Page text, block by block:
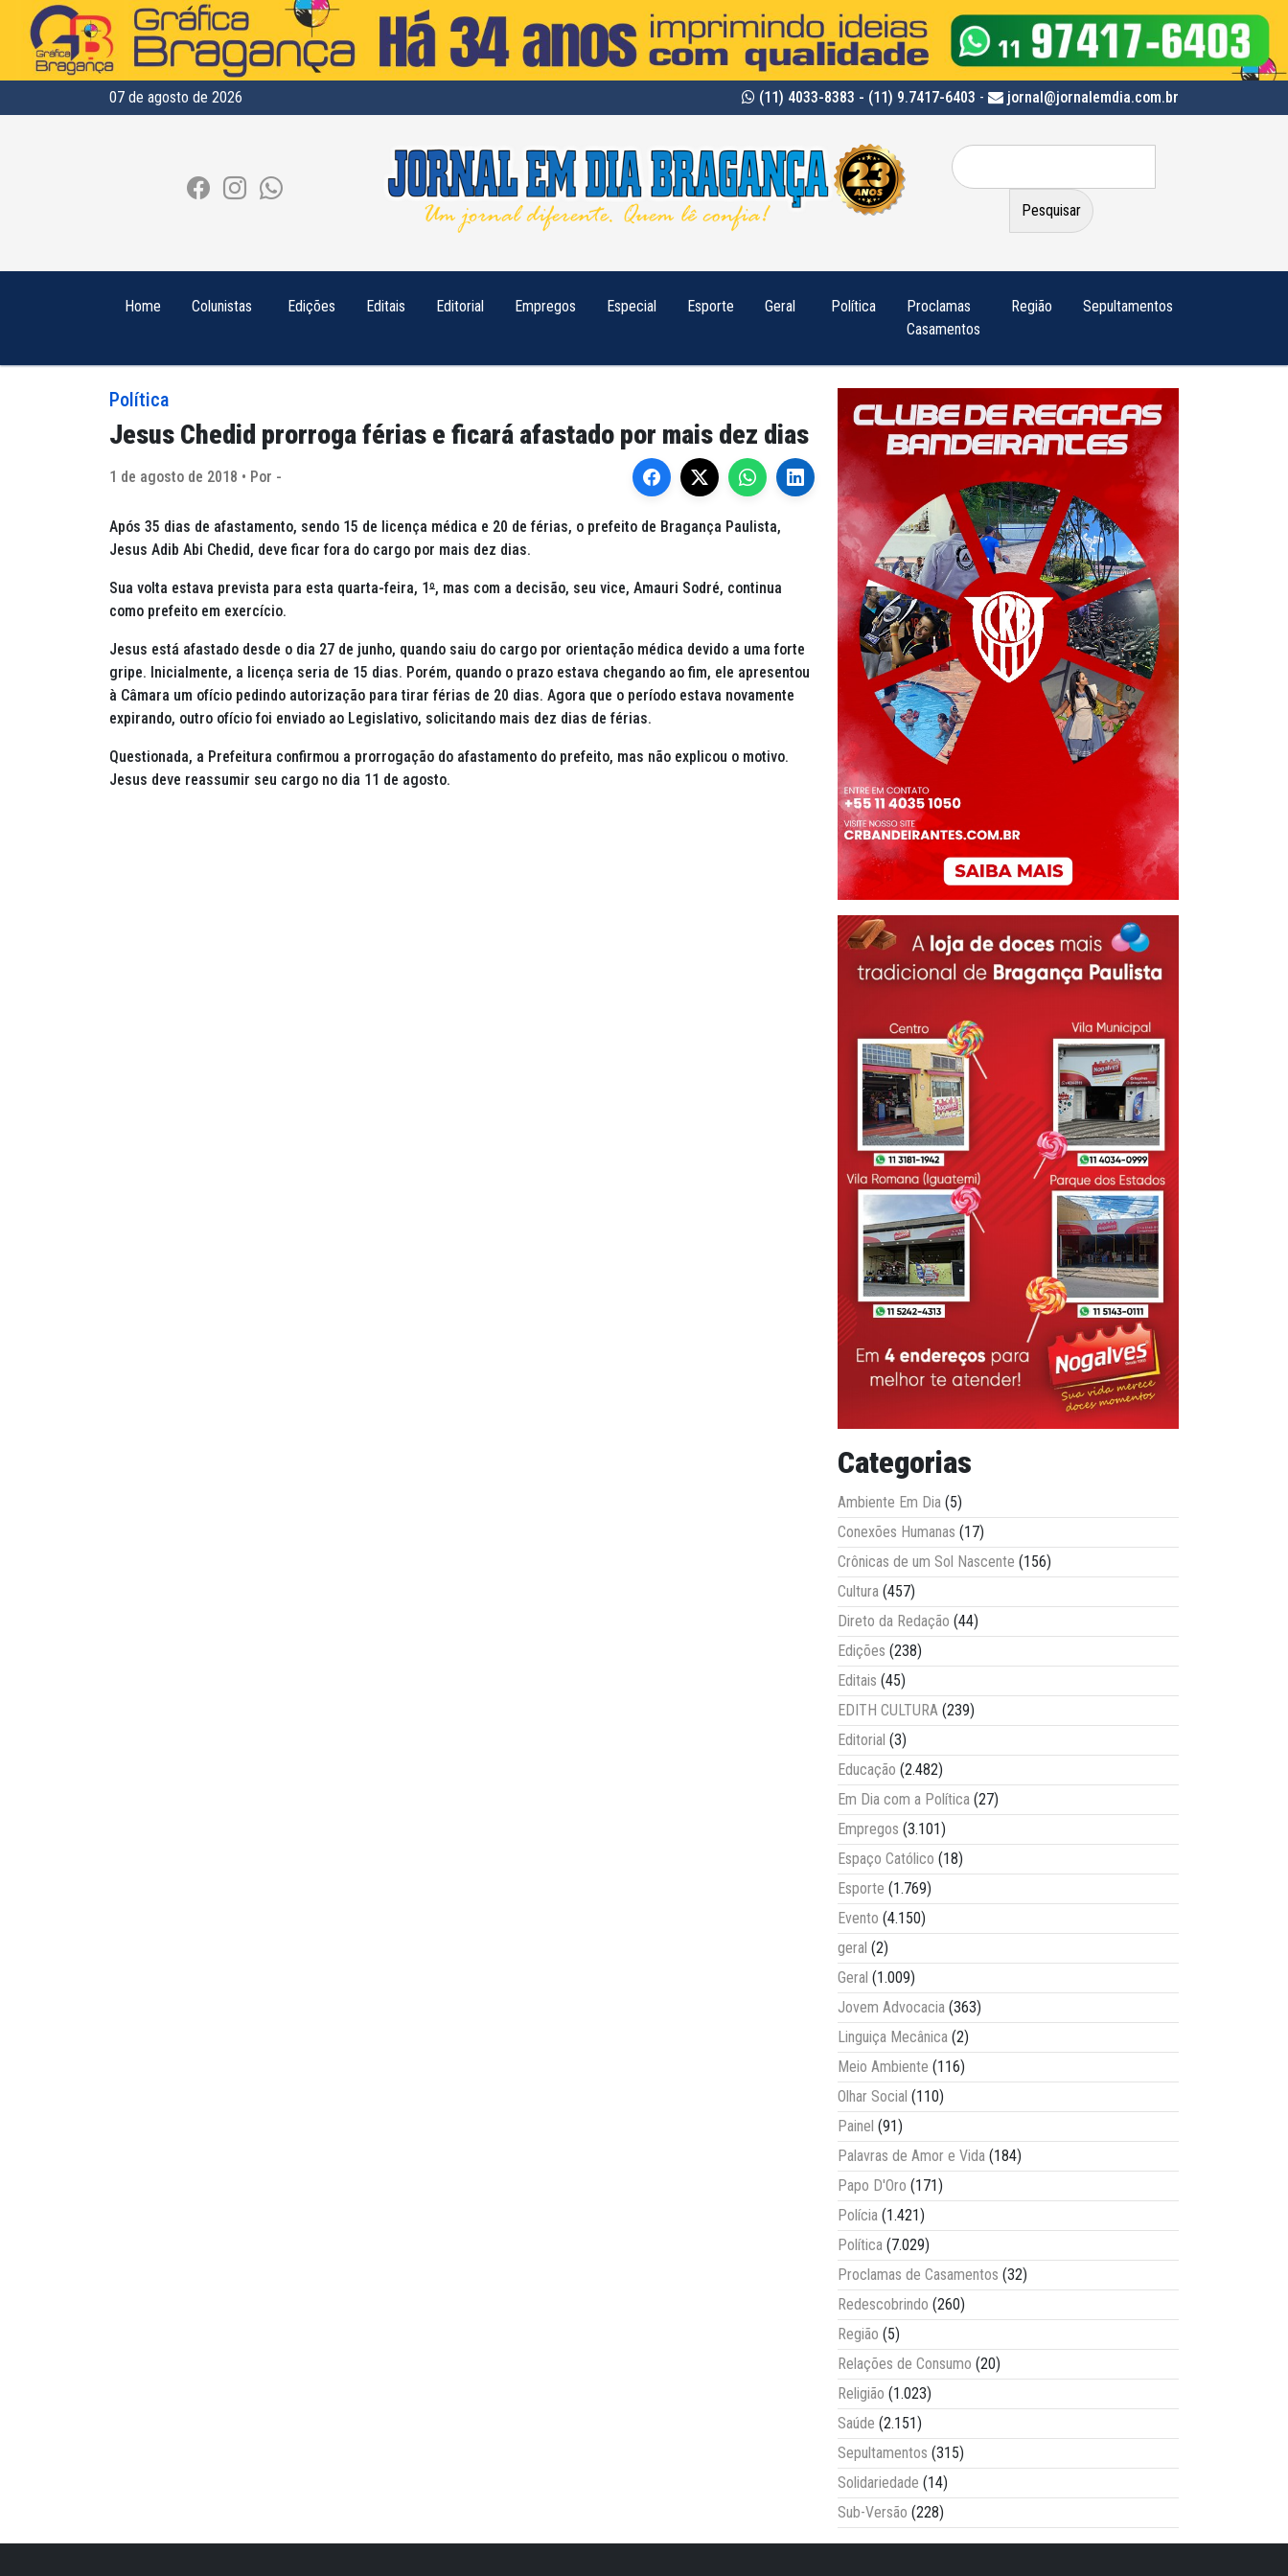
07 de agosto de 2026 (11) 4033-8383 - (11) 9.7417-6403 - jornal@jornalemdia.com.br
Pesquisar
por:
Home Colunistas Edições Editais Editorial Empregos Especial Esporte Geral Política
Proclamas
Casamentos
Região Sepultamentos
Política
Jesus Chedid prorroga férias e ficará afastado por mais dez dias
1 de agosto de 2018 • Por -
Após 35 dias de afastamento, sendo 15 de licença médica e 20 de férias, o prefeito de Bragança Paulista,
Jesus Adib Abi Chedid, deve ficar fora do cargo por mais dez dias.
Sua volta estava prevista para esta quarta-feira, 1º, mas com a decisão, seu vice, Amauri Sodré, continua
como prefeito em exercício.
Jesus está afastado desde o dia 27 de junho, quando saiu do cargo por orientação médica devido a uma forte
gripe. Inicialmente, a licença seria de 15 dias. Porém, quando o prazo estava chegando ao fim, ele apresentou
à Câmara um ofício pedindo autorização para tirar férias de 20 dias. Agora que o período estava novamente
expirando, outro ofício foi enviado ao Legislativo, solicitando mais dez dias de férias.
Questionada, a Prefeitura confirmou a prorrogação do afastamento do prefeito, mas não explicou o motivo.
Jesus deve reassumir seu cargo no dia 11 de agosto.
Categorias
Ambiente Em Dia (5)
Conexões Humanas (17)
Crônicas de um Sol Nascente (156)
Cultura (457)
Direto da Redação (44)
Edições (238)
Editais (45)
EDITH CULTURA (239)
Editorial (3)
Educação (2.482)
Em Dia com a Política (27)
Empregos (3.101)
Espaço Católico (18)
Esporte (1.769)
Evento (4.150)
geral (2)
Geral (1.009)
Jovem Advocacia (363)
Linguiça Mecânica (2)
Meio Ambiente (116)
Olhar Social (110)
Painel (91)
Palavras de Amor e Vida (184)
Papo D'Oro (171)
Polícia (1.421)
Política (7.029)
Proclamas de Casamentos (32)
Redescobrindo (260)
Região (5)
Relações de Consumo (20)
Religião (1.023)
Saúde (2.151)
Sepultamentos (315)
Solidariedade (14)
Sub-Versão (228)